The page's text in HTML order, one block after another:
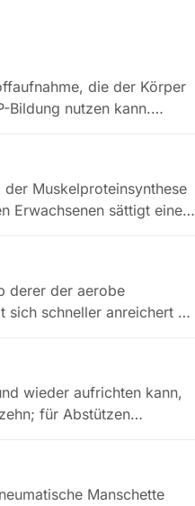
die der Körper
Bildung nutzen kann.
Muskelproteinsynthese
Erwachsenen sättigt eine…
derer der aerobe
schneller anreichert als
wieder aufrichten kann,
für Abstützen…
Manschette